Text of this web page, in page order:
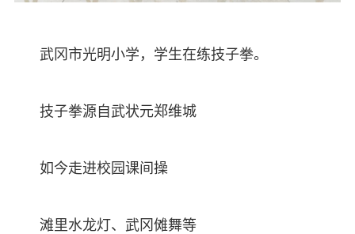
武冈市光明小学，学生在练技子拳。
技子拳源自武状元郑维城
如今走进校园课间操
滩里水龙灯、武冈傩舞等